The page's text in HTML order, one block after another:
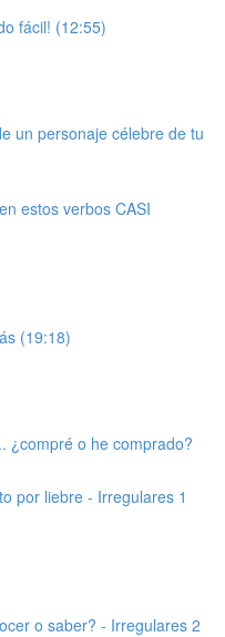
fácil! (12:55)
un personaje célebre de tu
estos verbos CASI
(19:18)
¿compré o he comprado?
por liebre - Irregulares 1
o saber? - Irregulares 2